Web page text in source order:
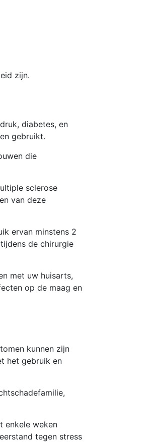
zijn.
diabetes, en
gebruikt.
die
sclerose
van deze
ervan minstens 2
de chirurgie
met uw huisarts,
op de maag en
kunnen zijn
het gebruik en
enkele weken
tegen stress